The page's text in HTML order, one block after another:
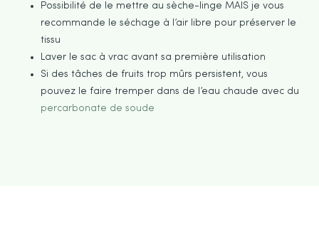
Possibilité de le mettre au sèche-linge MAIS je vous
recommande le séchage à l’air libre pour préserver le
tissu
Laver le sac à vrac avant sa première utilisation
Si des tâches de fruits trop mûrs persistent, vous
pouvez le faire tremper dans de l’eau chaude avec du
percarbonate de soude